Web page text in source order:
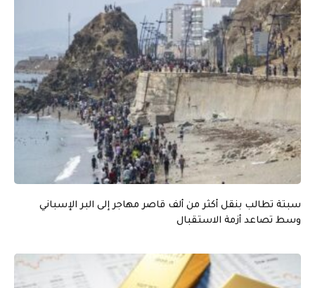
سبتة تطالب بنقل أكثر من ألف قاصر مهاجر إلى البر الإسباني
وسط تصاعد أزمة الاستقبال